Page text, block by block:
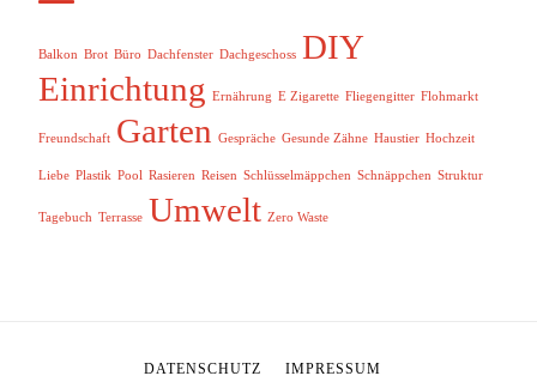
Balkon Brot Büro Dachfenster Dachgeschoss DIY
Einrichtung Ernährung E Zigarette Fliegengitter Flohmarkt
Freundschaft Garten Gespräche Gesunde Zähne Haustier Hochzeit
Liebe Plastik Pool Rasieren Reisen Schlüsselmäppchen Schnäppchen Struktur
Tagebuch Terrasse Umwelt Zero Waste
DATENSCHUTZ
IMPRESSUM